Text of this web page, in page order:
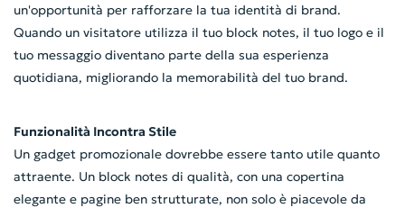
un'opportunità per rafforzare la tua identità di brand.
Quando un visitatore utilizza il tuo block notes, il tuo logo e il
tuo messaggio diventano parte della sua esperienza
quotidiana, migliorando la memorabilità del tuo brand.
Funzionalità Incontra Stile
Un gadget promozionale dovrebbe essere tanto utile quanto
attraente. Un block notes di qualità, con una copertina
elegante e pagine ben strutturate, non solo è piacevole da